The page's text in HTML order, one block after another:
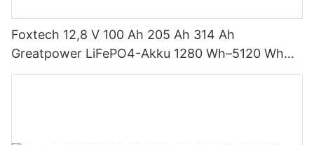
Foxtech 12,8 V 100 Ah 205 Ah 314 Ah
Greatpower LiFePO4-Akku 1280 Wh–5120 Wh
IP65 Energiespeicher